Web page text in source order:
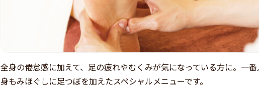
全身の倦怠感に加えて、足の疲れやむくみが気になっている方に。一
身もみほぐしに足つぼを加えたスペシャルメニューです。